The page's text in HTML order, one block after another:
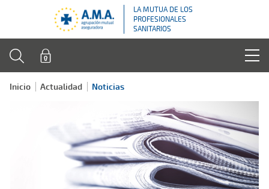
LA MUTUA DE LOS
PROFESIONALES
SANITARIOS
Inicio Actualidad Noticias